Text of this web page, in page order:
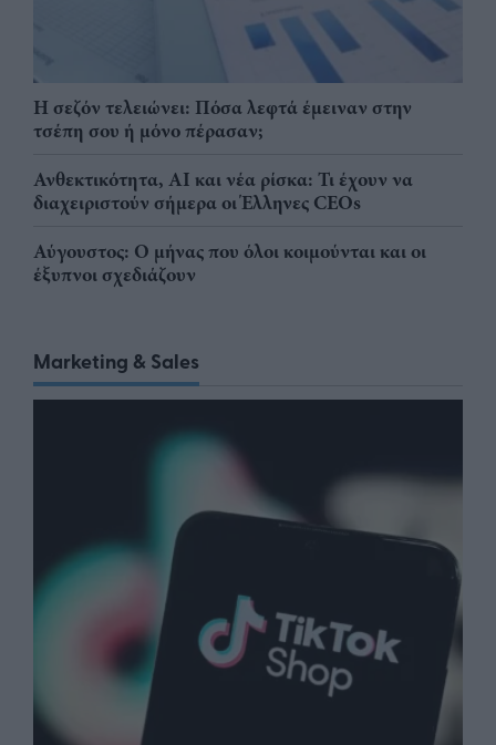
Η σεζόν τελειώνει: Πόσα λεφτά έμειναν στην
τσέπη σου ή μόνο πέρασαν;
Ανθεκτικότητα, AI και νέα ρίσκα: Τι έχουν να
διαχειριστούν σήμερα οι Έλληνες CEOs
Αύγουστος: Ο μήνας που όλοι κοιμούνται και οι
έξυπνοι σχεδιάζουν
Marketing & Sales